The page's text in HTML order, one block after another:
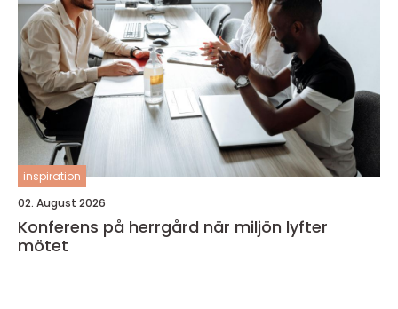
inspiration
02. August 2026
Konferens på herrgård när miljön lyfter
mötet